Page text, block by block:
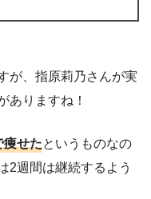
が、指原莉乃さんが実
ありますね！
痩せたというものなの
2週間は継続するよう